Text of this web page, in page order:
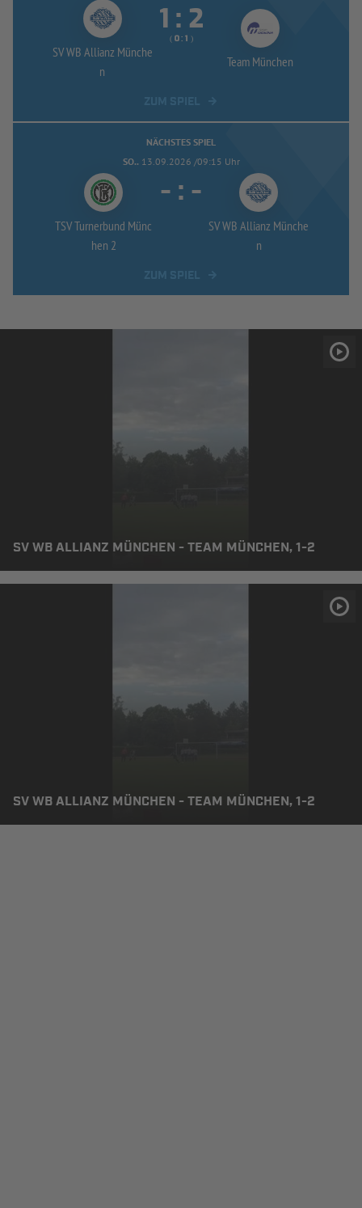
SV WB Allianz Münche
n
 : 
( :  )
Team München
NÄCHSTES SPIEL
SO.. 13.09.2026 /09:15 Uhr
TSV Turnerbund Münc
hen 2
- : -
SV WB Allianz Münche
n
SV WB ALLIANZ MÜNCHEN - TEAM MÜNCHEN, 1-2
SV WB ALLIANZ MÜNCHEN - TEAM MÜNCHEN, 1-2